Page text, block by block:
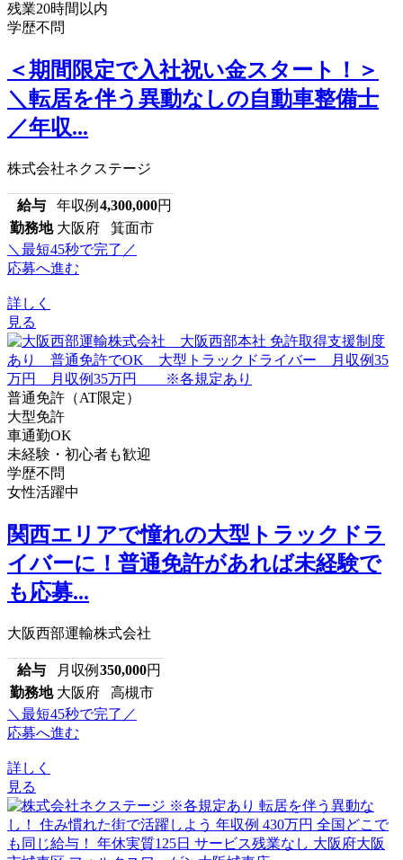
残業20時間以内
学歴不問
＜期間限定で入社祝い金スタート！＞
＼転居を伴う異動なしの自動車整備士
／年収...
株式会社ネクステージ
給与 年収例 4,300,000円
勤務地 大阪府 箕面市
＼最短45秒で完了／
応募へ進む
詳しく
見る
普通免許（AT限定）
大型免許
車通勤OK
未経験・初心者も歓迎
学歴不問
女性活躍中
関西エリアで憧れの大型トラックドラ
イバーに！普通免許があれば未経験で
も応募...
大阪西部運輸株式会社
給与 月収例 350,000円
勤務地 大阪府 高槻市
＼最短45秒で完了／
応募へ進む
詳しく
見る